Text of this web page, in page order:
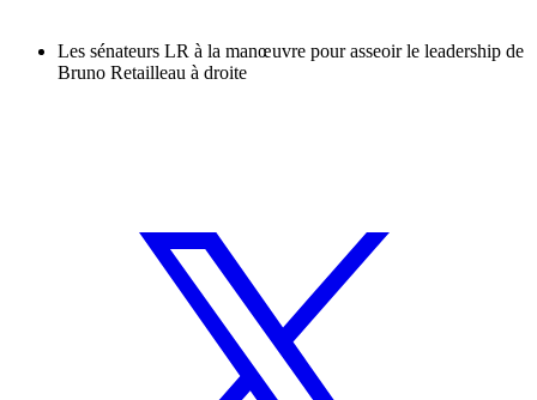
Les sénateurs LR à la manœuvre pour asseoir le leadership de
Bruno Retailleau à droite